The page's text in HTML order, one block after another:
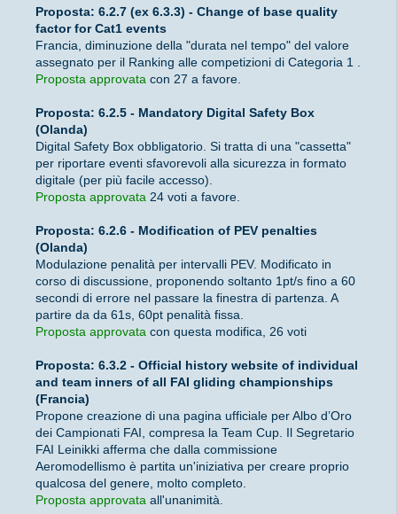
Proposta: 6.2.7 (ex 6.3.3) - Change of base quality
factor for Cat1 events
Francia, diminuzione della "durata nel tempo" del valore
assegnato per il Ranking alle competizioni di Categoria 1 .
Proposta approvata con 27 a favore.
Proposta: 6.2.5 - Mandatory Digital Safety Box
(Olanda)
Digital Safety Box obbligatorio. Si tratta di una "cassetta"
per riportare eventi sfavorevoli alla sicurezza in formato
digitale (per più facile accesso).
Proposta approvata 24 voti a favore.
Proposta: 6.2.6 - Modification of PEV penalties
(Olanda)
Modulazione penalità per intervalli PEV. Modificato in
corso di discussione, proponendo soltanto 1pt/s fino a 60
secondi di errore nel passare la finestra di partenza. A
partire da da 61s, 60pt penalità fissa.
Proposta approvata con questa modifica, 26 voti
Proposta: 6.3.2 - Official history website of individual
and team inners of all FAI gliding championships
(Francia)
Propone creazione di una pagina ufficiale per Albo d’Oro
dei Campionati FAI, compresa la Team Cup. Il Segretario
FAI Leinikki afferma che dalla commissione
Aeromodellismo è partita un'iniziativa per creare proprio
qualcosa del genere, molto completo.
Proposta approvata all'unanimità.